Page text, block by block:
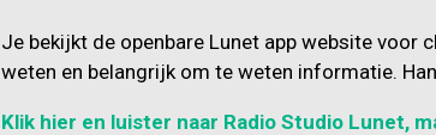
Je bekijkt de openbare Lunet app website voor
weten en belangrijk om te weten informatie.
Klik hier en luister naar Radio Studio Lunet,